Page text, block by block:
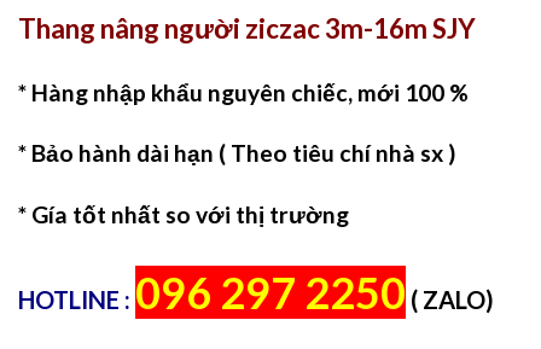
Thang nâng người ziczac 3m-16m SJY
* Hàng nhập khẩu nguyên chiếc, mới 100 %
* Bảo hành dài hạn ( Theo tiêu chí nhà sx )
* Gía tốt nhất so với thị trường
HOTLINE : 096 297 2250 ( ZALO)